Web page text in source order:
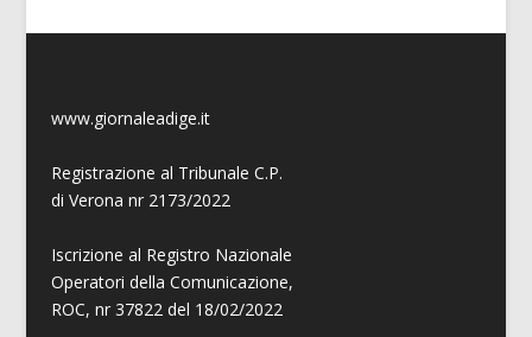
www.giornaleadige.it
Registrazione al Tribunale C.P.
di Verona nr 2173/2022
Iscrizione al Registro Nazionale
Operatori della Comunicazione,
ROC, nr 37822 del 18/02/2022